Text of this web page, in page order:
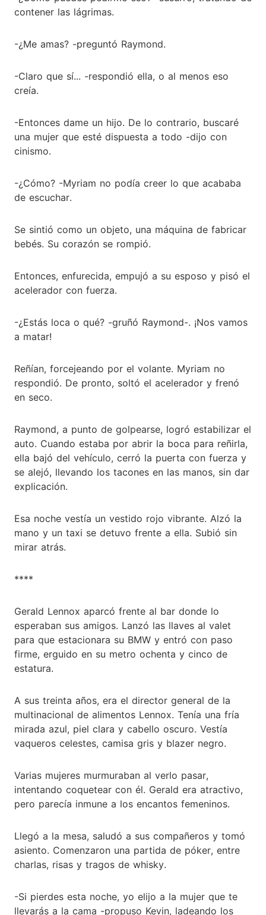
contener las lágrimas.
-¿Me amas? -preguntó Raymond.
-Claro que sí... -respondió ella, o al menos eso
creía.
-Entonces dame un hijo. De lo contrario, buscaré
una mujer que esté dispuesta a todo -dijo con
cinismo.
-¿Cómo? -Myriam no podía creer lo que acababa
de escuchar.
Se sintió como un objeto, una máquina de fabricar
bebés. Su corazón se rompió.
Entonces, enfurecida, empujó a su esposo y pisó el
acelerador con fuerza.
-¿Estás loca o qué? -gruñó Raymond-. ¡Nos vamos
a matar!
Reñían, forcejeando por el volante. Myriam no
respondió. De pronto, soltó el acelerador y frenó
en seco.
Raymond, a punto de golpearse, logró estabilizar el
auto. Cuando estaba por abrir la boca para reñirla,
ella bajó del vehículo, cerró la puerta con fuerza y
se alejó, llevando los tacones en las manos, sin dar
explicación.
Esa noche vestía un vestido rojo vibrante. Alzó la
mano y un taxi se detuvo frente a ella. Subió sin
mirar atrás.
****
Gerald Lennox aparcó frente al bar donde lo
esperaban sus amigos. Lanzó las llaves al valet
para que estacionara su BMW y entró con paso
firme, erguido en su metro ochenta y cinco de
estatura.
A sus treinta años, era el director general de la
multinacional de alimentos Lennox. Tenía una fría
mirada azul, piel clara y cabello oscuro. Vestía
vaqueros celestes, camisa gris y blazer negro.
Varias mujeres murmuraban al verlo pasar,
intentando coquetear con él. Gerald era atractivo,
pero parecía inmune a los encantos femeninos.
Llegó a la mesa, saludó a sus compañeros y tomó
asiento. Comenzaron una partida de póker, entre
charlas, risas y tragos de whisky.
-Si pierdes esta noche, yo elijo a la mujer que te
llevarás a la cama -propuso Kevin, ladeando los